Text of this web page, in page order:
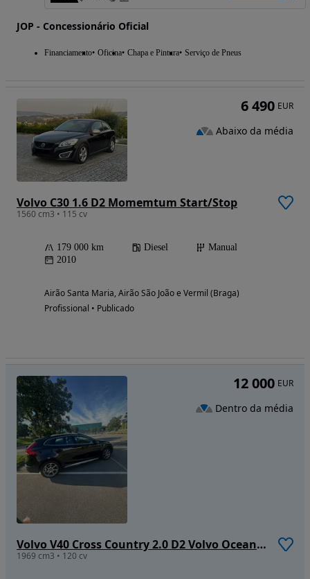
JOP - Concessionário Oficial
Financiamento Oficina Chapa e Pintura Serviço de Pneus
Volvo C30 1.6 D2 Momemtum Start/Stop
1560 cm3 • 115 cv
179 000 km Diesel
Manual
2010
Airão Santa Maria, Airão São João e Vermil (Braga)
Profissional • Publicado
6 490 EUR
Abaixo da média
Volvo V40 Cross Country 2.0 D2 Volvo Ocean Race
1969 cm3 • 120 cv
12 000 EUR
Dentro da média